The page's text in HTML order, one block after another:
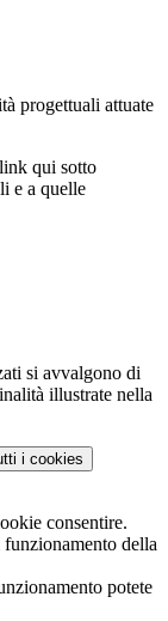
progettuali attuate
qui sotto
e a quelle
si avvalgono di
illustrate nella
i cookies
consentire.
della
potete